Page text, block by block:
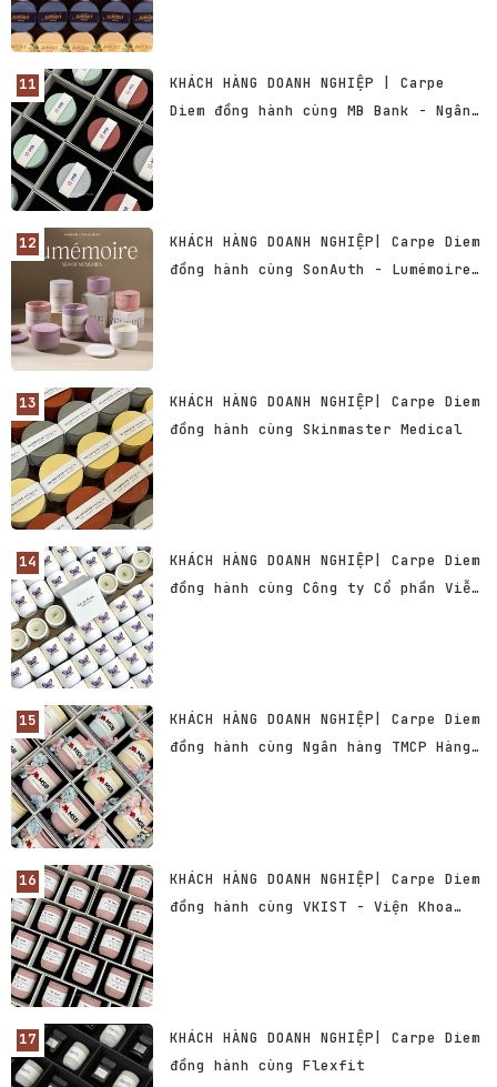
KHÁCH HÀNG DOANH NGHIỆP | Carpe
Diem đồng hành cùng MB Bank - Ngân
KHÁCH HÀNG DOANH NGHIỆP| Carpe Diem
đồng hành cùng SonAuth - Lumémoire
KHÁCH HÀNG DOANH NGHIỆP| Carpe Diem
đồng hành cùng Skinmaster Medical
KHÁCH HÀNG DOANH NGHIỆP| Carpe Diem
đồng hành cùng Công ty Cổ phần Viễn
KHÁCH HÀNG DOANH NGHIỆP| Carpe Diem
đồng hành cùng Ngân hàng TMCP Hàng
KHÁCH HÀNG DOANH NGHIỆP| Carpe Diem
đồng hành cùng VKIST - Viện Khoa
KHÁCH HÀNG DOANH NGHIỆP| Carpe Diem
đồng hành cùng Flexfit